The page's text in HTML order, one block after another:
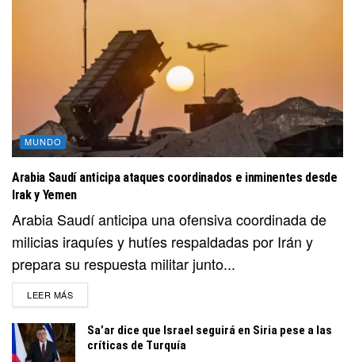
MUNDO
Arabia Saudí anticipa ataques coordinados e inminentes desde
Irak y Yemen
Arabia Saudí anticipa una ofensiva coordinada de
milicias iraquíes y hutíes respaldadas por Irán y
prepara su respuesta militar junto...
LEER MÁSDETAILS
Sa’ar dice que Israel seguirá en Siria pese a las
críticas de Turquía